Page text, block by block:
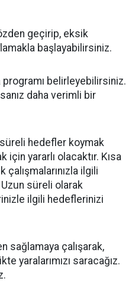
geçirip, eksik
başlayabilirsiniz.
belirleyebilirsiniz.
daha verimli bir
süreli hedefler koymak
yararlı olacaktır. Kısa
ilgili
süreli olarak
ilgili hedeflerinizi
sağlamaya çalışarak,
yaralarımızı saracağız.